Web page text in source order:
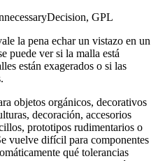
GPL
la pena echar un vistazo en un
puede ver si la malla está
están exagerados o si las
objetos orgánicos, decorativos
decoración, accesorios
prototipos rudimentarios o
vuelve difícil para componentes
qué tolerancias